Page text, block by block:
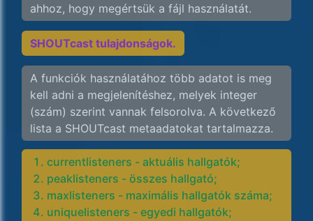
ahhoz, hogy megértsük a fájl használatát.
SHOUTcast tulajdonságok.
A funkciók használatához több adatot is meg
kell adni a megjelenítéshez, melyek integer
(szám) szerint vannak felsorolva. A következő
lista a SHOUTcast metaadatokat tartalmazza.
currentlisteners - aktuális hallgatók;
peaklisteners - összes hallgató;
maxlisteners - maximális hallgatók száma;
uniquelisteners - egyedi hallgatók;